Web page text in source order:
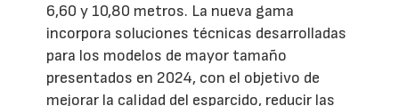
6,60 y 10,80 metros. La nueva gama
incorpora soluciones técnicas desarrolladas
para los modelos de mayor tamaño
presentados en 2024, con el objetivo de
mejorar la calidad del esparcido, reducir las